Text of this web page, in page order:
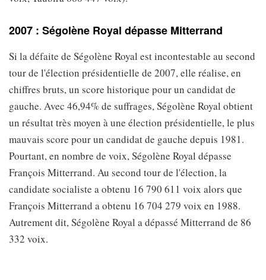
2007 : Ségolène Royal dépasse Mitterrand
Si la défaite de Ségolène Royal est incontestable au second
tour de l'élection présidentielle de 2007, elle réalise, en
chiffres bruts, un score historique pour un candidat de
gauche. Avec 46,94% de suffrages, Ségolène Royal obtient
un résultat très moyen à une élection présidentielle, le plus
mauvais score pour un candidat de gauche depuis 1981.
Pourtant, en nombre de voix, Ségolène Royal dépasse
François Mitterrand. Au second tour de l'élection, la
candidate socialiste a obtenu 16 790 611 voix alors que
François Mitterrand a obtenu 16 704 279 voix en 1988.
Autrement dit, Ségolène Royal a dépassé Mitterrand de 86
332 voix.